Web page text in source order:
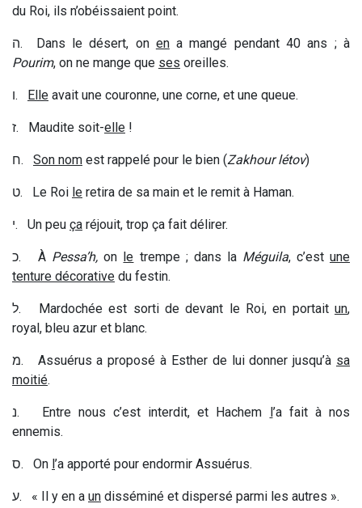
du Roi, ils n’obéissaient point.
ה. Dans le désert, on ena mangé pendant 40 ans ; à
Pourim, on ne mange que ses oreilles.
ו. Elle avait une couronne, une corne, et une queue.
ז. Maudite soit-elle !
ח. Son nom est rappelé pour le bien (Zakhour létov)
ט. Le Roi le retira de sa main et le remit à Haman.
י. Un peu ça réjouit, trop ça fait délirer.
כ. À Pessa’h, on le trempe ; dans la Méguila, c’estune
tenture décorative du festin.
ל. Mardochée est sorti de devant le Roi, en portait un,
royal, bleu azur et blanc.
מ. Assuérus a proposé à Esther de lui donner jusqu’à sa
moitié.
נ. Entre nous c’est interdit, et Hachem l’a fait à nos
ennemis.
ס. On l’a apporté pour endormir Assuérus.
ע. « Il y en a un disséminé et dispersé parmi les autres ».